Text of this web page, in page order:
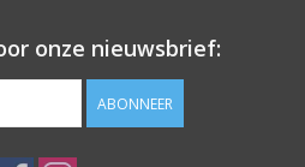
onze nieuwsbrief:
ABONNEER